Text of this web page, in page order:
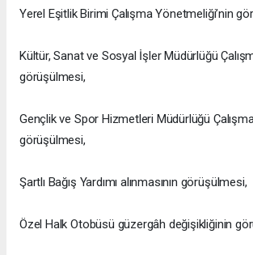
Yerel Eşitlik Birimi Çalışma Yönetmeliği’nin
Kültür, Sanat ve Sosyal İşler Müdürlüğü
görüşülmesi,
Gençlik ve Spor Hizmetleri Müdürlüğü
görüşülmesi,
Şartlı Bağış Yardımı alınmasının görüşülmesi,
Özel Halk Otobüsü güzergâh değişikliğinin